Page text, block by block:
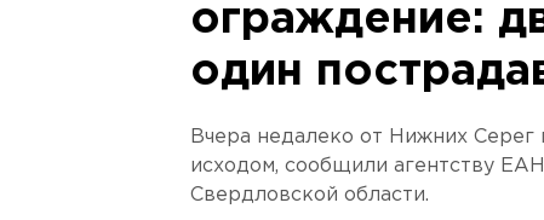
ограждение:
один
Вчера недалеко от Нижних
исходом, сообщили агентству
Свердловской области.